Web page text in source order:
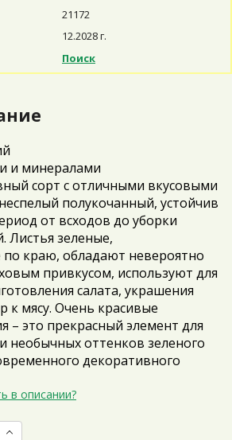
21172
12.2028 г.
Поиск
и минералами
сорт с отличными вкусовыми
полукочанный, устойчив
от всходов до уборки
Листья зеленые,
по краю, обладают невероятно
привкусом, используют для
салата, украшения
к мясу. Очень красивые
– это прекрасный элемент для
необычных оттенков зеленого
декоративного
в описании?